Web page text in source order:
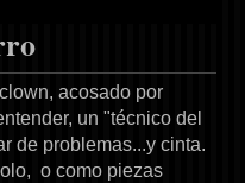
acosado por
un "técnico del
de problemas...y cinta.
o como piezas